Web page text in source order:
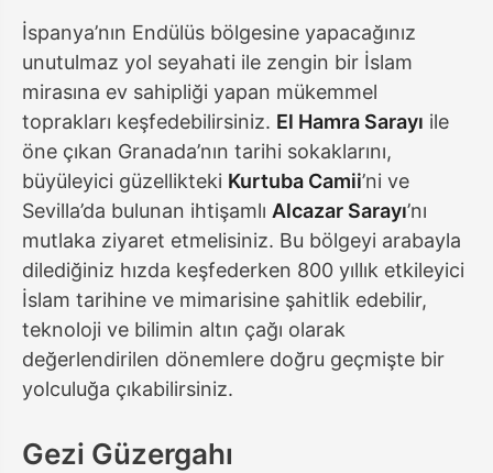
İspanya’nın Endülüs bölgesine yapacağınız
unutulmaz yol seyahati ile zengin bir İslam
mirasına ev sahipliği yapan mükemmel
toprakları keşfedebilirsiniz. El Hamra Sarayı ile
öne çıkan Granada’nın tarihi sokaklarını,
büyüleyici güzellikteki Kurtuba Camii’ni ve
Sevilla’da bulunan ihtişamlı Alcazar Sarayı’nı
mutlaka ziyaret etmelisiniz. Bu bölgeyi arabayla
dilediğiniz hızda keşfederken 800 yıllık etkileyici
İslam tarihine ve mimarisine şahitlik edebilir,
teknoloji ve bilimin altın çağı olarak
değerlendirilen dönemlere doğru geçmişte bir
yolculuğa çıkabilirsiniz.
Gezi Güzergahı